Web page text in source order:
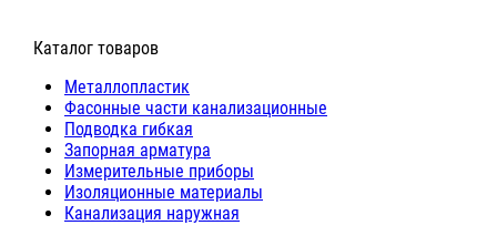
⠀Каталог товаров
Металлопластик
Фасонные части канализационные
Подводка гибкая
Запорная арматура
Измерительные приборы
Изоляционные материалы
Канализация наружная